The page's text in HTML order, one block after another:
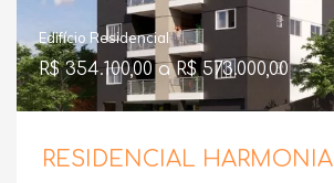
Edifício Residencial
R$ 354.100,00 a R$ 573.000,00
RESIDENCIAL HARMONIA